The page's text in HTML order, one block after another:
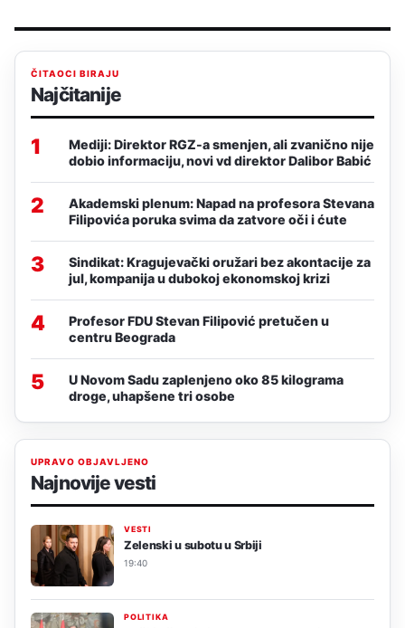
ČITAOCI BIRAJU
Najčitanije
1
Mediji: Direktor RGZ-a smenjen, ali zvanično nije
dobio informaciju, novi vd direktor Dalibor Babić
2
Akademski plenum: Napad na profesora Stevana
Filipovića poruka svima da zatvore oči i ćute
3
Sindikat: Kragujevački oružari bez akontacije za
jul, kompanija u dubokoj ekonomskoj krizi
4
Profesor FDU Stevan Filipović pretučen u
centru Beograda
5
U Novom Sadu zaplenjeno oko 85 kilograma
droge, uhapšene tri osobe
UPRAVO OBJAVLJENO
Najnovije vesti
VESTI
Zelenski u subotu u Srbiji
19:40
POLITIKA